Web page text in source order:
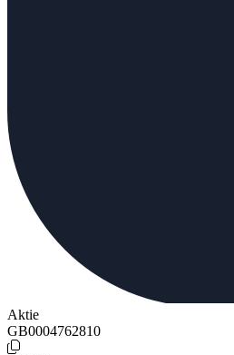
Aktie
GB0004762810